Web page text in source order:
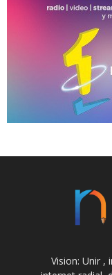
Vision: Unir